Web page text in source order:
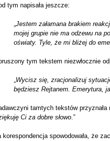
tym napisała jeszcze:
„Jestem załamana brakiem
mojej grupie nie ma odzewu na
oświaty. Tyle, że mi bliżej do
tym tekstem niezwłocznie
„Wycisz się, zracjonalizuj
będziesz Rejtanem. Emerytura,
tamtych tekstów przyznała
Ci za dobre słowo.”
korespondencja spowodowała, że